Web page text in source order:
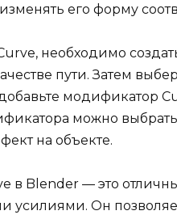
его форму
необходимо
пути. Затем
модификатор
можно
на объекте.
в Blender — это
усилиями. Он